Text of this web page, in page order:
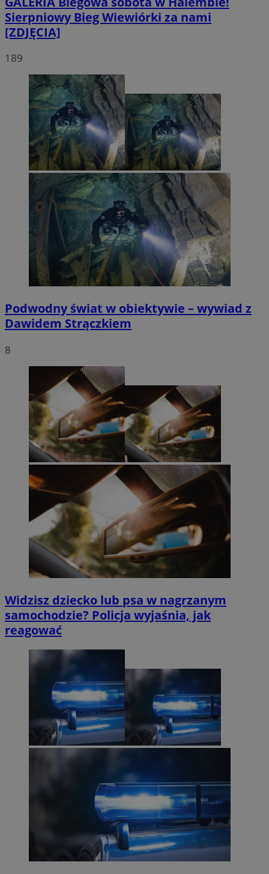
Sierpniowy Bieg Wiewiórki za nami
[ZDJĘCIA]
189
Podwodny świat w obiektywie – wywiad z
Dawidem Strączkiem
8
Widzisz dziecko lub psa w nagrzanym
samochodzie? Policja wyjaśnia, jak
reagować